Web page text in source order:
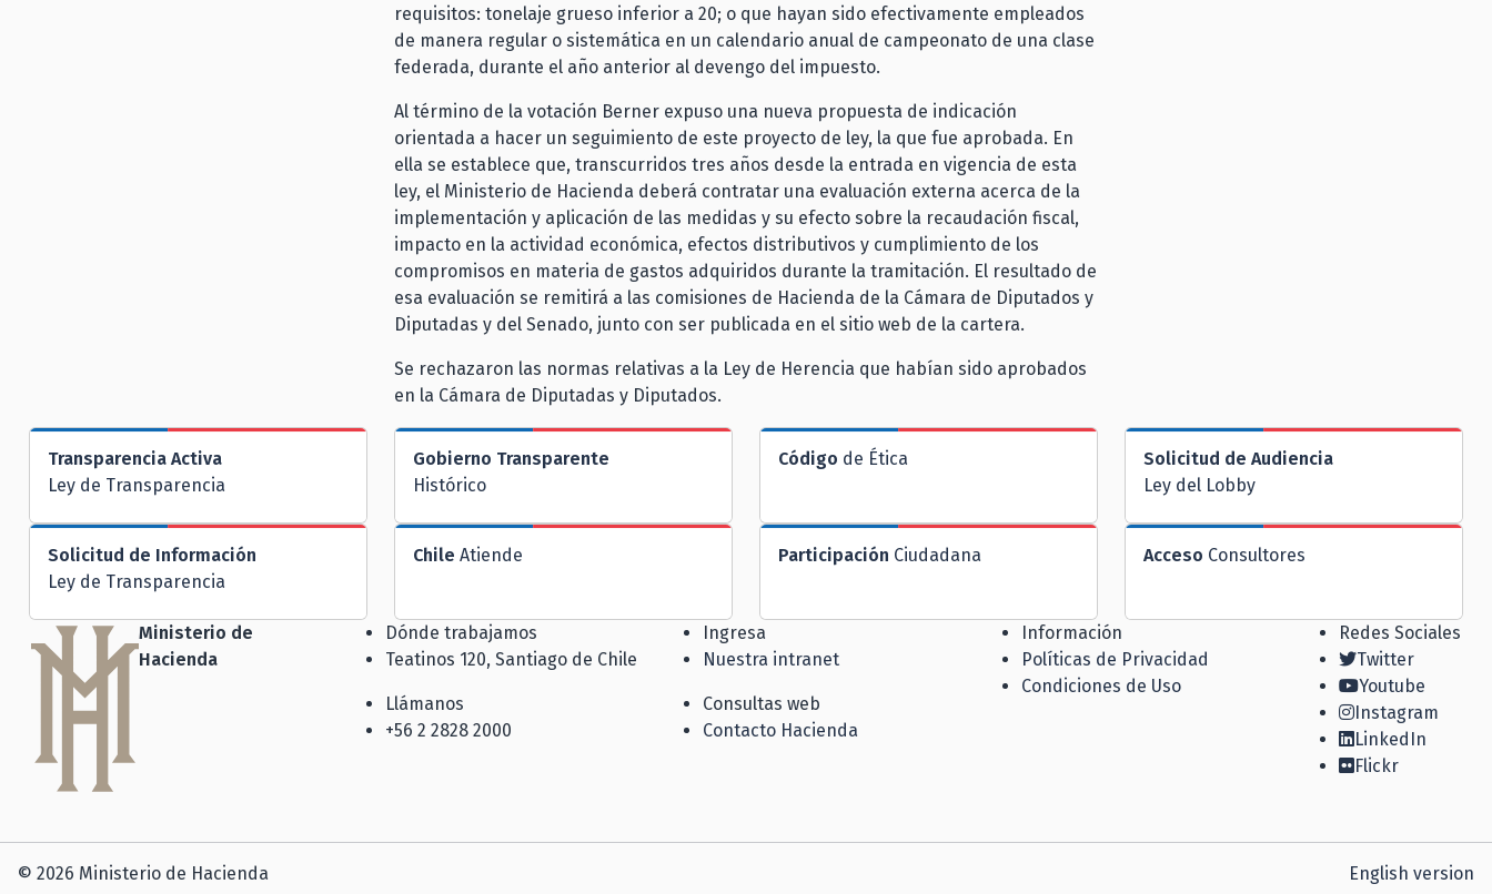
requisitos: tonelaje grueso inferior a 20; o que hayan sido efectivamente empleados
de manera regular o sistemática en un calendario anual de campeonato de una clase
federada, durante el año anterior al devengo del impuesto.
Al término de la votación Berner expuso una nueva propuesta de indicación
orientada a hacer un seguimiento de este proyecto de ley, la que fue aprobada. En
ella se establece que, transcurridos tres años desde la entrada en vigencia de esta
ley, el Ministerio de Hacienda deberá contratar una evaluación externa acerca de la
implementación y aplicación de las medidas y su efecto sobre la recaudación fiscal,
impacto en la actividad económica, efectos distributivos y cumplimiento de los
compromisos en materia de gastos adquiridos durante la tramitación. El resultado de
esa evaluación se remitirá a las comisiones de Hacienda de la Cámara de Diputados y
Diputadas y del Senado, junto con ser publicada en el sitio web de la cartera.
Se rechazaron las normas relativas a la Ley de Herencia que habían sido aprobados
en la Cámara de Diputadas y Diputados.
Transparencia Activa
Ley de Transparencia
Gobierno Transparente
Histórico
Código de Ética
Solicitud de Audiencia
Ley del Lobby
Solicitud de Información
Ley de Transparencia
Chile Atiende Participación Ciudadana Acceso Consultores
Ministerio de
Hacienda
Dónde trabajamos
Teatinos 120, Santiago de Chile
Llámanos
+56 2 2828 2000
Ingresa
Nuestra intranet
Consultas web
Contacto Hacienda
Información
Políticas de Privacidad
Condiciones de Uso
Redes Sociales
Twitter
Youtube
Instagram
LinkedIn
Flickr
© 2026 Ministerio de Hacienda English version